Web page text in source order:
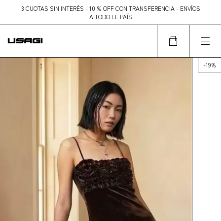
3 CUOTAS SIN INTERÉS - 10 % OFF CON TRANSFERENCIA - ENVÍOS
A TODO EL PAÍS
-19%